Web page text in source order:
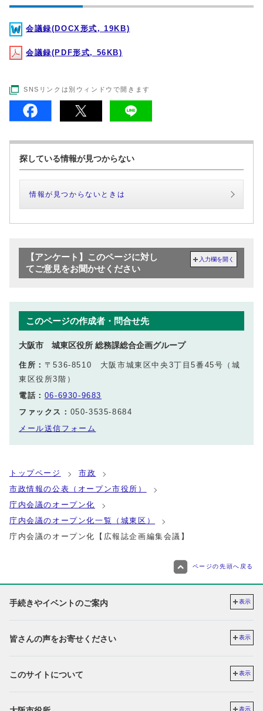
会議録(DOCX形式, 19KB)
会議録(PDF形式, 56KB)
SNSリンクは別ウィンドウで開きます
探している情報が見つからない
情報が見つからないときは
【アンケート】このページに対し
てご意見をお聞かせください
入力欄を開く
このページの作成者・問合せ先
大阪市 城東区役所 総務課総合企画グループ
住所： 〒536-8510 大阪市城東区中央3丁目5番45号（城
東区役所3階）
電話： 06-6930-9683
ファックス： 050-3535-8684
メール送信フォーム
トップページ
市政
市政情報の公表（オープン市役所）
庁内会議のオープン化
庁内会議のオープン化一覧（城東区）
庁内会議のオープン化【広報誌企画編集会議】
ページの先頭へ戻る
手続きやイベントのご案内 表示
皆さんの声をお寄せください 表示
このサイトについて 表示
表示